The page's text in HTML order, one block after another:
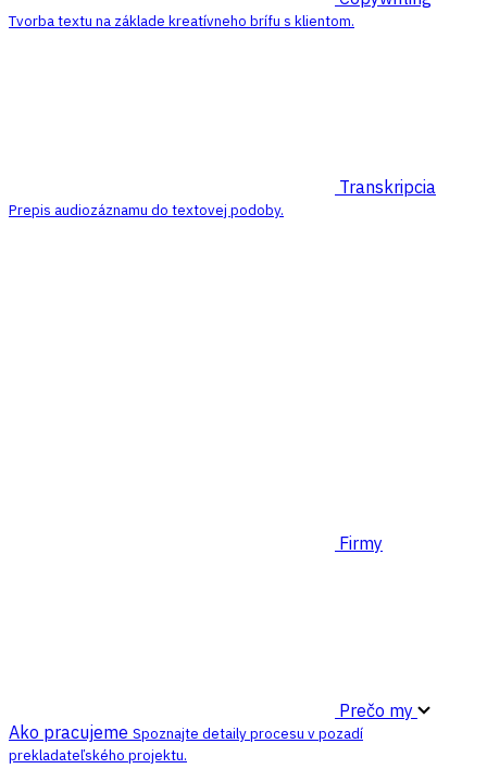
Tvorba textu na základe kreatívneho brífu s klientom.
Transkripcia
Prepis audiozáznamu do textovej podoby.
Firmy
Prečo my
Ako pracujeme Spoznajte detaily procesu v pozadí
prekladateľského projektu.